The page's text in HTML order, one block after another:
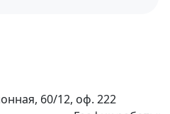
60/12, оф. 222